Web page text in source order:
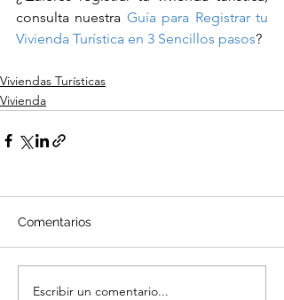
consulta nuestra Guía para Registrar tu
Vivienda Turística en 3 Sencillos pasos?
Viviendas Turísticas
Vivienda
Comentarios
Escribir un comentario...